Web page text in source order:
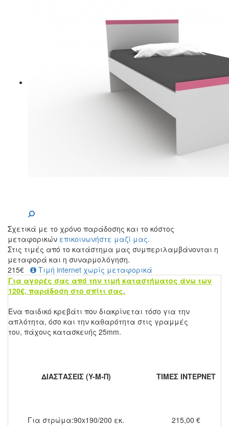
Σχετικά με το χρόνο παράδοσης και το κόστος
μεταφορικών επικοινωνήστε μαζί μας.
Στις τιμές από το κατάστημα μας συμπεριλαμβάνονται η
μεταφορά και η συναρμολόγηση.
215€
Τιμή internet χωρίς μεταφορικά
Για αγορές σας από την τιμή καταστήματος άνω των
120€, παράδοση στο σπίτι σας.
Ένα παιδικό κρεβάτι που διακρίνεται τόσο για την
απλότητα, όσο και την καθαρότητα στις γραμμές
του, πάχους κατασκευής 25mm.
ΔΙΑΣΤΑΣΕΙΣ (Y-M-Π) ΤΙΜΕΣ ΙΝΤΕΡΝΕΤ
Για στρώμα:90x190/200 εκ. 215,00 €